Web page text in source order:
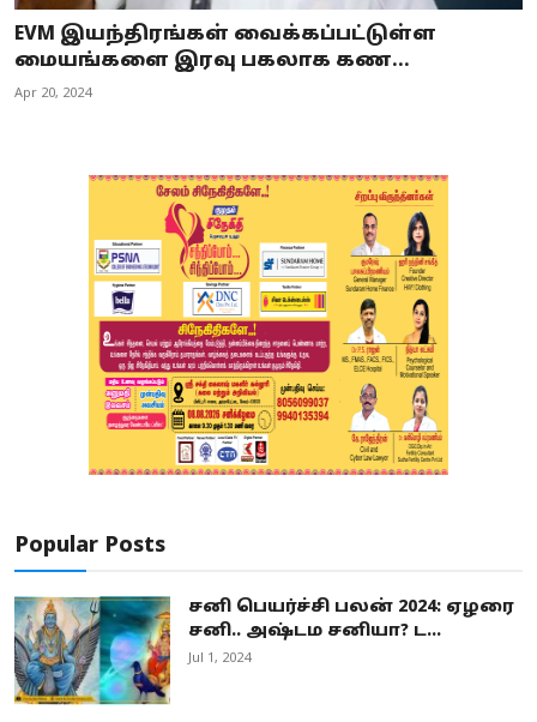
EVM இயந்திரங்கள் வைக்கப்பட்டுள்ள
மையங்களை இரவு பகலாக கண...
Apr 20, 2024
Popular Posts
சனி பெயர்ச்சி பலன் 2024: ஏழரை
சனி.. அஷ்டம சனியா? ட...
Jul 1, 2024